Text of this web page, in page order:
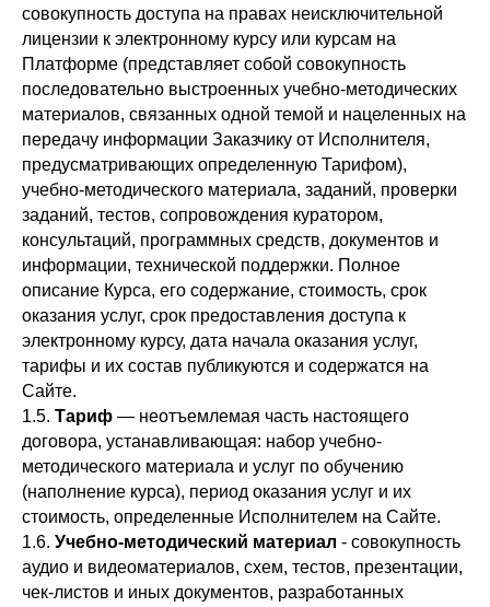
совокупность доступа на правах неисключительной
лицензии к электронному курсу или курсам на
Платформе (представляет собой совокупность
последовательно выстроенных учебно-методических
материалов, связанных одной темой и нацеленных на
передачу информации Заказчику от Исполнителя,
предусматривающих определенную Тарифом),
учебно-методического материала, заданий, проверки
заданий, тестов, сопровождения куратором,
консультаций, программных средств, документов и
информации, технической поддержки. Полное
описание Курса, его содержание, стоимость, срок
оказания услуг, срок предоставления доступа к
электронному курсу, дата начала оказания услуг,
тарифы и их состав публикуются и содержатся на
Сайте.
1.5. Тариф — неотъемлемая часть настоящего
договора, устанавливающая: набор учебно-
методического материала и услуг по обучению
(наполнение курса), период оказания услуг и их
стоимость, определенные Исполнителем на Сайте.
1.6. Учебно-методический материал - совокупность
аудио и видеоматериалов, схем, тестов, презентации,
чек-листов и иных документов, разработанных